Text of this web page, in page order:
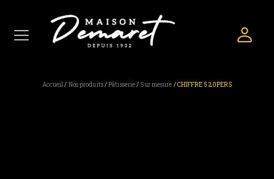
Accueil/ Nos produits/Pâtisserie/ Sur mesure / CHIFFRE 5 20PERS